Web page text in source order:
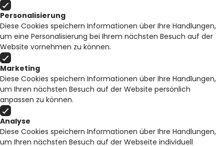
Personalisierung
Diese Cookies speichern Informationen über Ihre Handlungen,
um eine Personalisierung bei Ihrem nächsten Besuch auf der
Website vornehmen zu können.
Marketing
Diese Cookies speichern Informationen über Ihre Handlungen,
um Ihren nächsten Besuch auf der Website persönlich
anpassen zu können.
Analyse
Diese Cookies speichern Informationen über Ihre Handlungen,
um Ihren nächsten Besuch auf der Webseite individuell